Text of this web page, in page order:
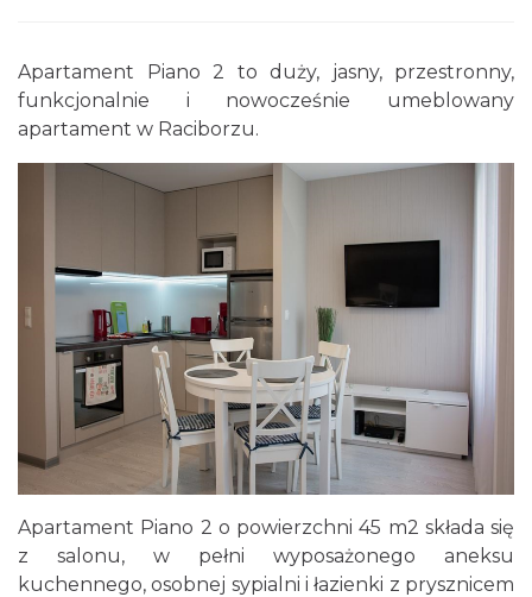
Apartament Piano 2 to duży, jasny, przestronny,
funkcjonalnie i nowocześnie umeblowany
apartament w Raciborzu.
Apartament Piano 2 o powierzchni 45 m2 składa się
z salonu, w pełni wyposażonego aneksu
kuchennego, osobnej sypialni i łazienki z prysznicem